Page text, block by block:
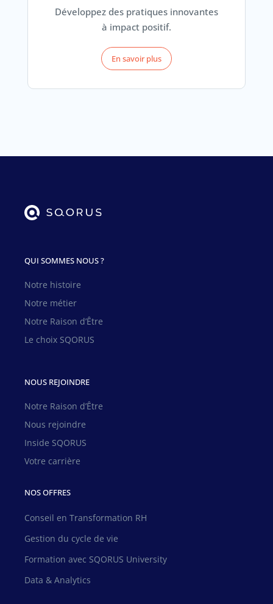
Développez des pratiques innovantes
à impact positif.
En savoir plus
QUI SOMMES NOUS ?
Notre histoire
Notre métier
Notre Raison d’Être
Le choix SQORUS
NOUS REJOINDRE
Notre Raison d’Être
Nous rejoindre
Inside SQORUS
Votre carrière
NOS OFFRES
Conseil en Transformation RH
Gestion du cycle de vie
Formation avec SQORUS University
Data & Analytics